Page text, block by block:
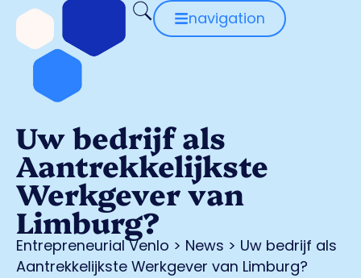
navigation
Uw bedrijf als
Aantrekkelijkste
Werkgever van
Limburg?
Entrepreneurial Venlo > News > Uw bedrijf als
Aantrekkelijkste Werkgever van Limburg?